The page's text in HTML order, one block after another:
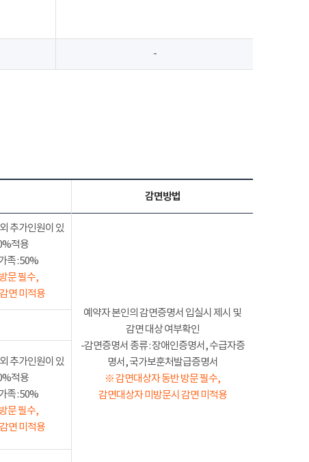
-
감면방법
추가인원이 있
적용
족 : 50%
문 필수,
면 미적용
예약자 본인의 감면증명서 입실시 제시 및
감면 대상 여부확인
-감면증명서 종류 : 장애인증명서, 수급자증
명서, 국가보훈처발급증명서
※ 감면대상자 동반 방문 필수,
감면대상자 미방문시 감면 미적용
추가인원이 있
적용
족 : 50%
문 필수,
면 미적용